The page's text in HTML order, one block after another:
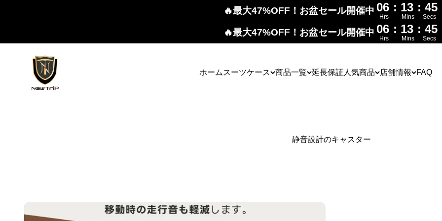
🔥最大47%OFF！お盆セール開催中 06 : 13 : 44
Hrs Mins Secs
🔥最大47%OFF！お盆セール開催中 06 : 13 : 44
Hrs Mins Secs
ホーム スーツケース 商品一覧 延長保証 人気商品 店舗情報 FAQ
New Trip
静音設計のキャスター